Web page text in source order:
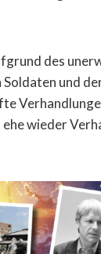
des
und
wieder